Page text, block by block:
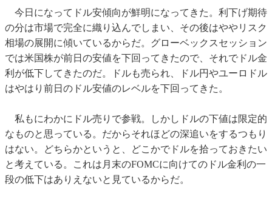
今日になってドル安傾向が鮮明になってきた。利下げ期待
の分は市場で完全に織り込んでしまい、その後はややリスク
相場の展開に傾いているからだ。グローベックスセッション
では米国株が前日の安値を下回ってきたので、それでドル金
利が低下してきたのだ。ドルも売られ、ドル円やユーロドル
はやはり前日のドル安値のレベルを下回ってきた。
私もにわかにドル売りで参戦。しかしドルの下値は限定的
なものと思っている。だからそれほどの深追いをするつもり
はない。どちらかというと、どこかでドルを拾っておきたい
と考えている。これは月末のFOMCに向けてのドル金利の一
段の低下はありえないと見ているからだ。